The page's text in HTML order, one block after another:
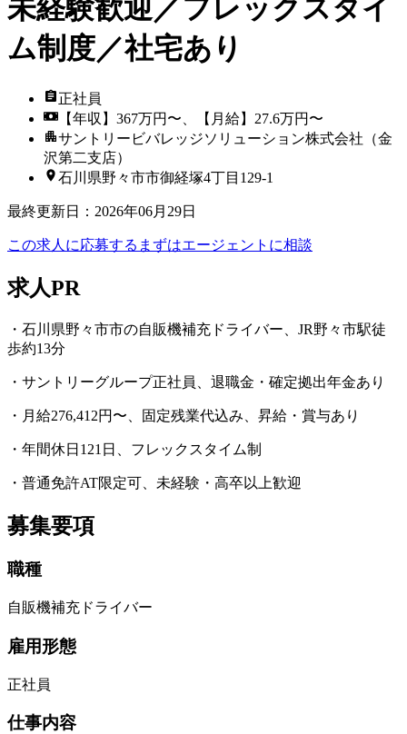
未経験歓迎／フレックスタイ
ム制度／社宅あり
正社員
【年収】367万円〜、【月給】27.6万円〜
サントリービバレッジソリューション株式会社（金
沢第二支店）
石川県野々市市御経塚4丁目129-1
最終更新日 ： 2026年06月29日
この求人に応募する まずはエージェントに相談
求人PR
・石川県野々市市の自販機補充ドライバー、JR野々市駅徒
歩約13分
・サントリーグループ正社員、退職金・確定拠出年金あり
・月給276,412円〜、固定残業代込み、昇給・賞与あり
・年間休日121日、フレックスタイム制
・普通免許AT限定可、未経験・高卒以上歓迎
募集要項
職種
自販機補充ドライバー
雇用形態
正社員
仕事内容